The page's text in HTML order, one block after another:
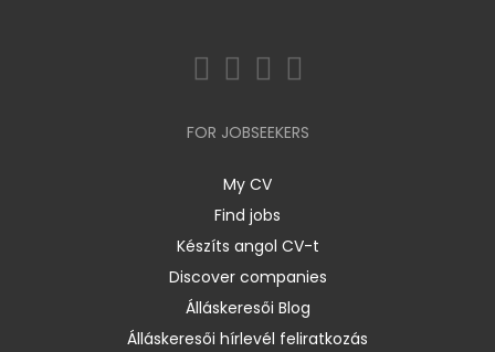
FOR JOBSEEKERS
My CV
Find jobs
Készíts angol CV-t
Discover companies
Álláskeresői Blog
Álláskeresői hírlevél feliratkozás